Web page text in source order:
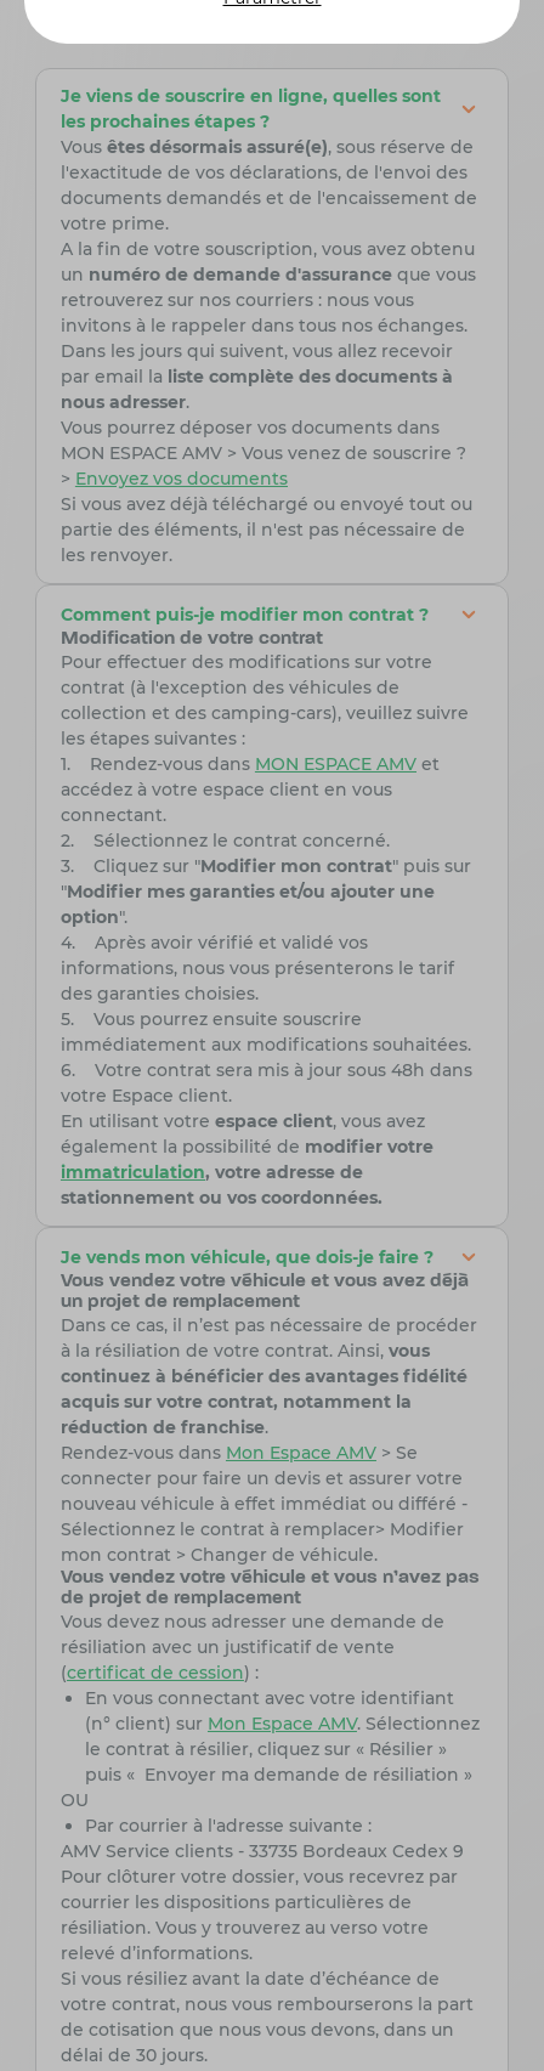
Je viens de souscrire en ligne, quelles sont
les prochaines étapes ?
Vous êtes désormais assuré(e), sous réserve de
l'exactitude de vos déclarations, de l'envoi des
documents demandés et de l'encaissement de
votre prime.
A la fin de votre souscription, vous avez obtenu
un numéro de demande d'assuranceque vous
retrouverez sur nos courriers : nous vous
invitons à le rappeler dans tous nos échanges.
Dans les jours qui suivent, vous allez recevoir
par email la liste complète des documents à
nous adresser.
Vous pourrez déposer vos documents dans
MON ESPACE AMV > Vous venez de souscrire ?
> Envoyez vos documents
Si vous avez déjà téléchargé ou envoyé tout ou
partie des éléments, il n'est pas nécessaire de
les renvoyer.
Comment puis-je modifier mon contrat ?
Modification de votre contrat
Pour effectuer des modifications sur votre
contrat (à l'exception des véhicules de
collection et des camping-cars), veuillez suivre
les étapes suivantes :
1. Rendez-vous dans MON ESPACE AMVet
accédez à votre espace client en vous
connectant.
2. Sélectionnez le contrat concerné.
3. Cliquez sur "Modifier mon contrat" puis sur
"Modifier mes garanties et/ou ajouter une
option".
4. Après avoir vérifié et validé vos
informations, nous vous présenterons le tarif
des garanties choisies.
5. Vous pourrez ensuite souscrire
immédiatement aux modifications souhaitées.
6. Votre contrat sera mis à jour sous 48h dans
votre Espace client.
En utilisant votre espace client, vous avez
également la possibilité de modifier votre
immatriculation, votre adresse de
stationnement ou vos coordonnées.
Je vends mon véhicule, que dois-je faire ?
Vous vendez votre véhicule et vous avez déjà
un projet de remplacement
Dans ce cas, il n’est pas nécessaire de procéder
à la résiliation de votre contrat. Ainsi, vous
continuez à bénéficier des avantages fidélité
acquis sur votre contrat, notamment la
réduction de franchise.
Rendez-vous dans Mon Espace AMV> Se
connecter pour faire un devis et assurer votre
nouveau véhicule à effet immédiat ou différé -
Sélectionnez le contrat à remplacer> Modifier
mon contrat > Changer de véhicule.
Vous vendez votre véhicule et vous n'avez pas
de projet de remplacement
Vous devez nous adresser une demande de
résiliation avec un justificatif de vente
(certificat de cession) :
En vous connectant avec votre identifiant
(n° client) sur Mon Espace AMV. Sélectionnez
le contrat à résilier, cliquez sur « Résilier »
puis « Envoyer ma demande de résiliation »
OU
Par courrier à l'adresse suivante :
AMV Service clients - 33735 Bordeaux Cedex 9
Pour clôturer votre dossier, vous recevrez par
courrier les dispositions particulières de
résiliation. Vous y trouverez au verso votre
relevé d’informations.
Si vous résiliez avant la date d’échéance de
votre contrat, nous vous rembourserons la part
de cotisation que nous vous devons, dans un
délai de 30 jours.